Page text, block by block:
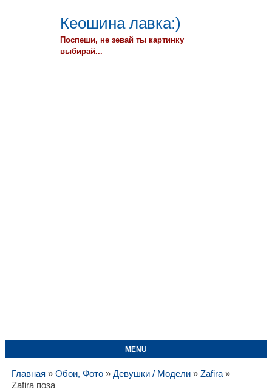
Кеошина лавка:)
Поспеши, не зевай ты картинку
выбирай...
MENU
Главная » Обои, Фото» Девушки / Модели» Zafira»
Zafira поза